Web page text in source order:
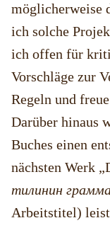
möglicherweise
ich solche
ich offen für
Vorschläge zur
Regeln und
Darüber hinaus
Buches einen
nächsten Werk
тилинин
Arbeitstitel)